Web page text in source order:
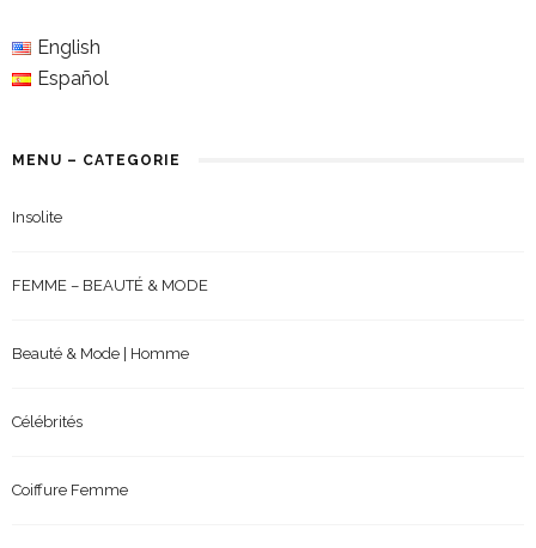
English
Español
MENU – CATEGORIE
Insolite
FEMME – BEAUTÉ & MODE
Beauté & Mode | Homme
Célébrités
Coiffure Femme